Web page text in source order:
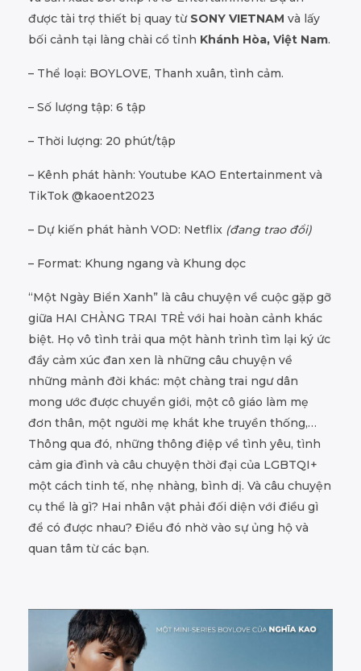
được tài trợ thiết bị quay từ SONY VIETNAM và lấy
bối cảnh tại làng chài cổ tỉnh Khánh Hòa, Việt Nam.
– Thể loại: BOYLOVE, Thanh xuân, tình cảm.
– Số lượng tập: 6 tập
– Thời lượng: 20 phút/tập
– Kênh phát hành: Youtube KAO Entertainment và
TikTok @kaoent2023
– Dự kiến phát hành VOD: Netflix (đang trao đổi)
– Format: Khung ngang và Khung dọc
“Một Ngày Biển Xanh” là câu chuyện về cuộc gặp gỡ
giữa HAI CHÀNG TRAI TRẺ với hai hoàn cảnh khác
biệt. Họ vô tình trải qua một hành trình tìm lại ký ức
đầy cảm xúc đan xen là những câu chuyện về
những mảnh đời khác: một chàng trai ngư dân
mong ước được chuyển giới, một cô giáo làm mẹ
đơn thân, một người mẹ khắt khe truyền thống,…
Thông qua đó, những thông điệp về tình yêu, tình
cảm gia đình và câu chuyện thời đại của LGBTQI+
một cách tinh tế, nhẹ nhàng, bình dị. Và câu chuyện
cụ thể là gì? Hai nhân vật phải đối diện với điều gì
để có được nhau? Điều đó nhờ vào sự ủng hộ và
quan tâm từ các bạn.